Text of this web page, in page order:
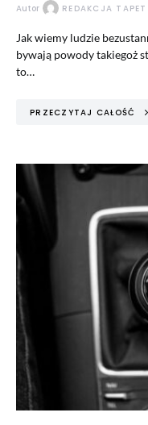
Autor REDAKCJA TAPET
Jak wiemy ludzie
bywają powody takiegoż
to…
PRZECZYTAJ CAŁOŚĆ